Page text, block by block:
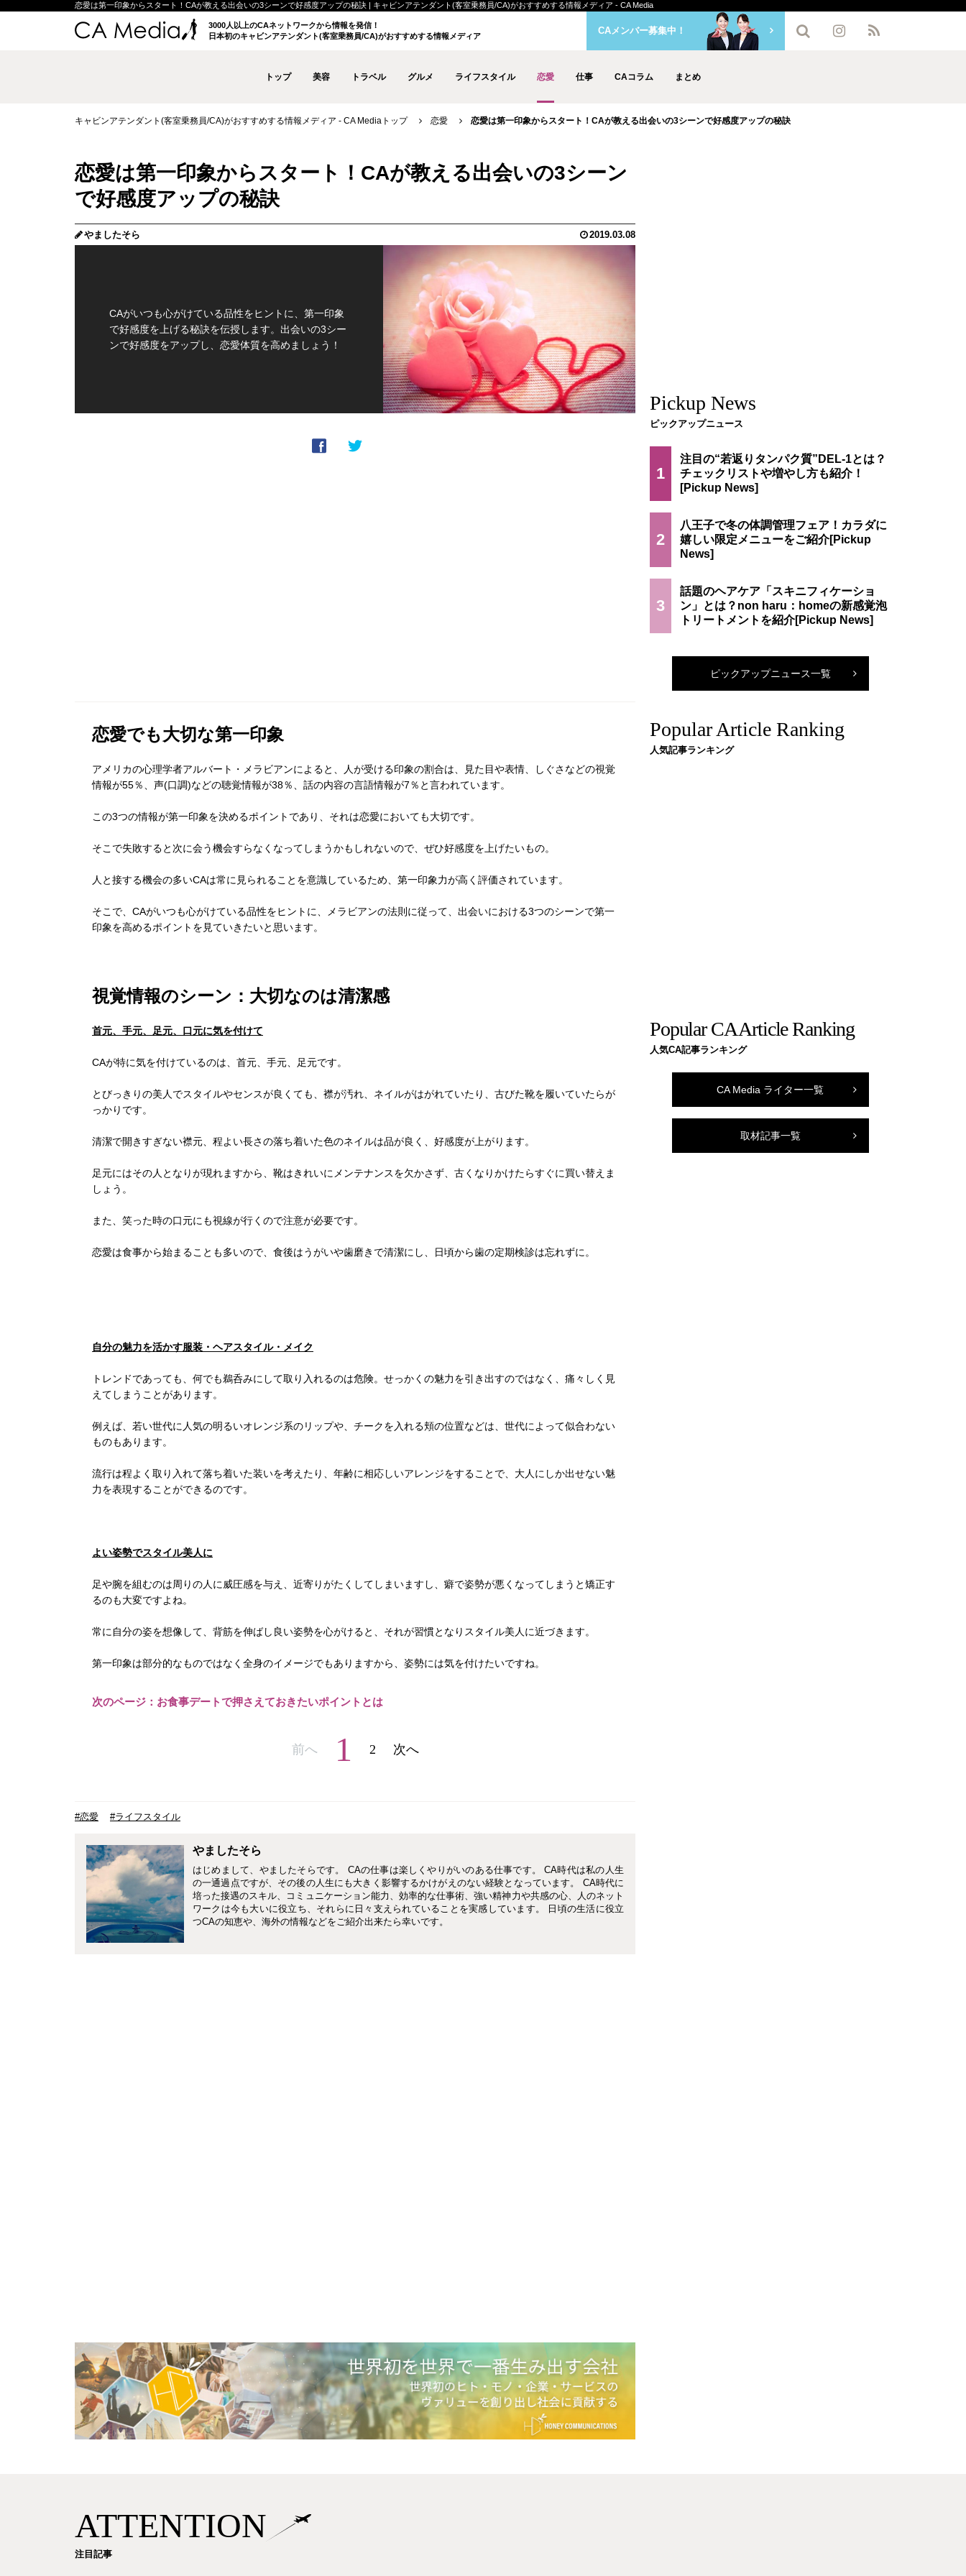
恋愛は第一印象からスタート！CAが教える出会いの3シーンで好感度アップの秘訣 | キャビンアテンダント(客室乗務員/CA)がおすすめする情報メディア - CA Media
3000人以上のCAネットワークから情報を発信！
日本初のキャビンアテンダント(客室乗務員/CA)がおすすめする情報メディア
トップ 美容 トラベル グルメ ライフスタイル 恋愛 仕事 CAコラム まとめ
CAメンバー募集中！
キャビンアテンダント(客室乗務員/CA)がおすすめする情報メディア - CA Mediaトップ 恋愛 恋愛は第一印象からスタート！CAが教える出会いの3シーンで好感度アップの秘訣
恋愛は第一印象からスタート！CAが教える出会いの3シーン
で好感度アップの秘訣
やましたそら 2019.03.08
CAがいつも心がけている品性をヒントに、第一印象
で好感度を上げる秘訣を伝授します。出会いの3シー
ンで好感度をアップし、恋愛体質を高めましょう！
恋愛でも大切な第一印象
アメリカの心理学者アルバート・メラビアンによると、人が受ける印象の割合は、見た目や表情、しぐさなどの視覚
情報が55％、声(口調)などの聴覚情報が38％、話の内容の言語情報が7％と言われています。
この3つの情報が第一印象を決めるポイントであり、それは恋愛においても大切です。
そこで失敗すると次に会う機会すらなくなってしまうかもしれないので、ぜひ好感度を上げたいもの。
人と接する機会の多いCAは常に見られることを意識しているため、第一印象力が高く評価されています。
そこで、CAがいつも心がけている品性をヒントに、メラビアンの法則に従って、出会いにおける3つのシーンで第一
印象を高めるポイントを見ていきたいと思います。
視覚情報のシーン：大切なのは清潔感
首元、手元、足元、口元に気を付けて
CAが特に気を付けているのは、首元、手元、足元です。
とびっきりの美人でスタイルやセンスが良くても、襟が汚れ、ネイルがはがれていたり、古びた靴を履いていたらが
っかりです。
清潔で開きすぎない襟元、程よい長さの落ち着いた色のネイルは品が良く、好感度が上がります。
足元にはその人となりが現れますから、靴はきれいにメンテナンスを欠かさず、古くなりかけたらすぐに買い替えま
しょう。
また、笑った時の口元にも視線が行くので注意が必要です。
恋愛は食事から始まることも多いので、食後はうがいや歯磨きで清潔にし、日頃から歯の定期検診は忘れずに。
自分の魅力を活かす服装・ヘアスタイル・メイク
トレンドであっても、何でも鵜呑みにして取り入れるのは危険。せっかくの魅力を引き出すのではなく、痛々しく見
えてしまうことがあります。
例えば、若い世代に人気の明るいオレンジ系のリップや、チークを入れる頬の位置などは、世代によって似合わない
ものもあります。
流行は程よく取り入れて落ち着いた装いを考えたり、年齢に相応しいアレンジをすることで、大人にしか出せない魅
力を表現することができるのです。
よい姿勢でスタイル美人に
足や腕を組むのは周りの人に威圧感を与え、近寄りがたくしてしまいますし、癖で姿勢が悪くなってしまうと矯正す
るのも大変ですよね。
常に自分の姿を想像して、背筋を伸ばし良い姿勢を心がけると、それが習慣となりスタイル美人に近づきます。
第一印象は部分的なものではなく全身のイメージでもありますから、姿勢には気を付けたいですね。
次のページ：お食事デートで押さえておきたいポイントとは
前へ 1 2 次へ
#恋愛 #ライフスタイル
やましたそら
はじめまして、やましたそらです。 CAの仕事は楽しくやりがいのある仕事です。 CA時代は私の人生
の一通過点ですが、その後の人生にも大きく影響するかけがえのない経験となっています。 CA時代に
培った接遇のスキル、コミュニケーション能力、効率的な仕事術、強い精神力や共感の心、人のネット
ワークは今も大いに役立ち、それらに日々支えられていることを実感しています。 日頃の生活に役立
つCAの知恵や、海外の情報などをご紹介出来たら幸いです。
Pickup News
ピックアップニュース
1
注目の“若返りタンパク質”DEL-1とは？
チェックリストや増やし方も紹介！
2
八王子で冬の体調管理フェア！カラダに
嬉しい限定メニューをご紹介
3
話題のヘアケア「スキニフィケーショ
ン」とは？non haru：homeの新感覚泡
トリートメントを紹介
ピックアップニュース一覧
Popular Article Ranking
人気記事ランキング
Popular CA Article Ranking
人気CA記事ランキング
CA Media ライター一覧
取材記事一覧
ATTENTION
注目記事